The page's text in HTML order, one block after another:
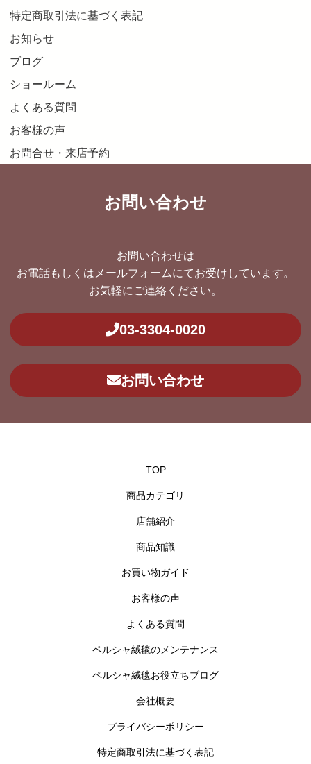
特定商取引法に基づく表記
お知らせ
ブログ
ショールーム
よくある質問
お客様の声
お問合せ・来店予約
お問い合わせ
お問い合わせは
お電話もしくはメールフォームにてお受けしています。
お気軽にご連絡ください。
03-3304-0020
お問い合わせ
TOP
商品カテゴリ
店舗紹介
商品知識
お買い物ガイド
お客様の声
よくある質問
ペルシャ絨毯のメンテナンス
ペルシャ絨毯お役立ちブログ
会社概要
プライバシーポリシー
特定商取引法に基づく表記